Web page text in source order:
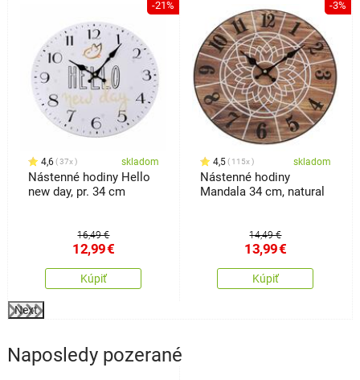
-21%
4,6 37x skladom
Nástenné hodiny Hello
new day, pr. 34 cm
16,49 €
12,99€
Kúpiť
-3%
4,5 115x skladom
Nástenné hodiny
Mandala 34 cm, natural
14,49 €
13,99€
Kúpiť
Next
Naposledy pozerané